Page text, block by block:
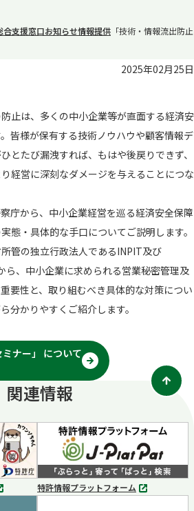
合支援窓口お知らせ情報提供 「技術・情報流出防
2025年02月25日
防止は、多くの中小企業等が直面する経済安
皆様が保有する技術ノウハウや顧客情報デ
とたび漏洩すれば、もはや後戻りできず、
経営に深刻なダメージを与えることにつな
庁から、中小企業経営を巡る経済安全保障
態・具体的な手口についてご説明します。
管の独立行政法人であるINPIT及び
ら、中小企業に求められる営業秘密管理及
要性と、取り組むべき具体的な対策につい
分かりやすくご紹介します。
ミナー」 について
別
タ
く
関連情報
特許情報プラットフォーム
別